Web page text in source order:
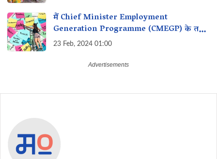
मैं Chief Minister Employment
Generation Programme (CMEGP) के तहत
रोजगार के लिए लाभ कैसे प्राप्त कर सकता हूं?
23 Feb, 2024 01:00